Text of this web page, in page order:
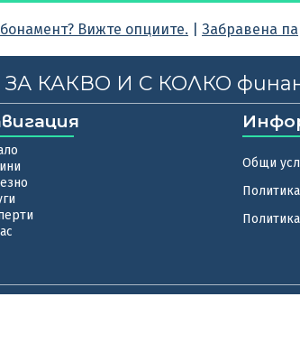
Вижте опциите. Забравена
КАКВО И С КОЛКО
Общи